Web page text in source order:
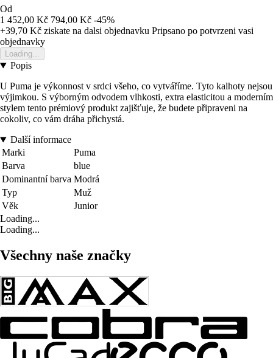
Od
1 452,00 Kč 794,00 Kč -45%
+39,70 Kč ziskate na dalsi objednavku Pripsano po potvrzeni vasi
objednavky
Loading...
Popis
U Puma je výkonnost v srdci všeho, co vytváříme. Tyto kalhoty nejsou
výjimkou. S výborným odvodem vlhkosti, extra elasticitou a moderním
stylem tento prémiový produkt zajišťuje, že budete připraveni na
cokoliv, co vám dráha přichystá.
Další informace
Marki
Puma
Barva
blue
Dominantní barva Modrá
Typ
Muž
Věk
Junior
Loading...
Loading...
Všechny naše značky